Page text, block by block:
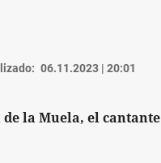
06.11.2023 | 20:01
de la Muela, el